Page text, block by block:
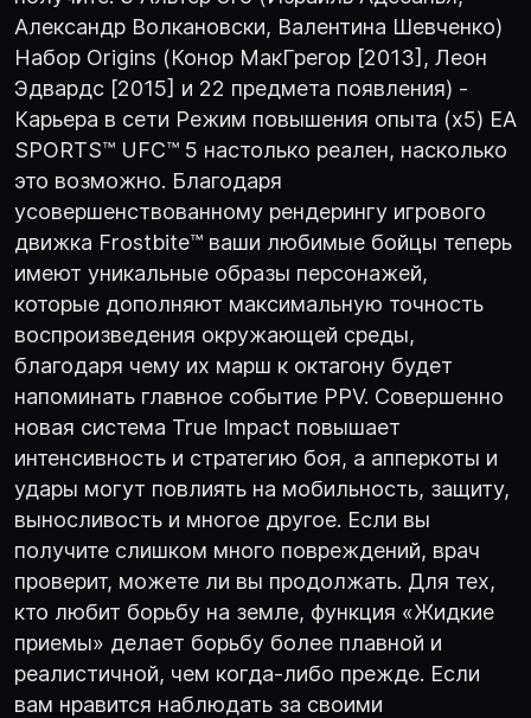
Александр Волкановски, Валентина Шевченко)
Набор Origins (Конор МакГрегор [2013], Леон
Эдвардс [2015] и 22 предмета появления) -
Карьера в сети Режим повышения опыта (x5) EA
SPORTS™ UFC™ 5 настолько реален, насколько
это возможно. Благодаря
усовершенствованному рендерингу игрового
движка Frostbite™ ваши любимые бойцы теперь
имеют уникальные образы персонажей,
которые дополняют максимальную точность
воспроизведения окружающей среды,
благодаря чему их марш к октагону будет
напоминать главное событие PPV. Совершенно
новая система True Impact повышает
интенсивность и стратегию боя, а апперкоты и
удары могут повлиять на мобильность, защиту,
выносливость и многое другое. Если вы
получите слишком много повреждений, врач
проверит, можете ли вы продолжать. Для тех,
кто любит борьбу на земле, функция «Жидкие
приемы» делает борьбу более плавной и
реалистичной, чем когда-либо прежде. Если
вам нравится наблюдать за своими